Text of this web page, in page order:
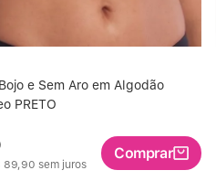
e Sem Aro em Algodão
PRETO
89,90 sem juros
Comprar